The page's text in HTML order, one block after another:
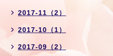
2017-11（2）
2017-10（1）
2017-09（2）